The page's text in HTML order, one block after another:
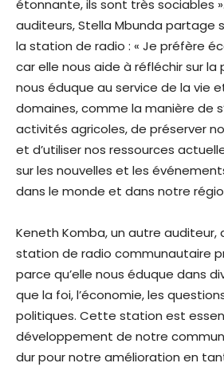
étonnante, ils sont très sociables
auditeurs, Stella Mbunda partage
la station de radio : « Je préfère
car elle nous aide à réfléchir sur la
nous éduque au service de la vie
domaines, comme la manière de
activités agricoles, de préserver
et d’utiliser nos ressources
sur les nouvelles et les
dans le monde et dans notre
Keneth Komba, un autre auditeur,
station de radio communautaire
parce qu’elle nous éduque dans
que la foi, l’économie, les
politiques. Cette station est
développement de notre
dur pour notre amélioration en